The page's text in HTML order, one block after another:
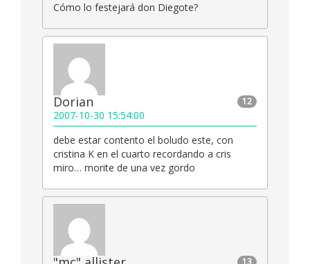
Cómo lo festejará don Diegote?
12
Dorian
2007-10-30 15:54:00
debe estar contento el boludo este, con
cristina K en el cuarto recordando a cris
miro… morite de una vez gordo
13